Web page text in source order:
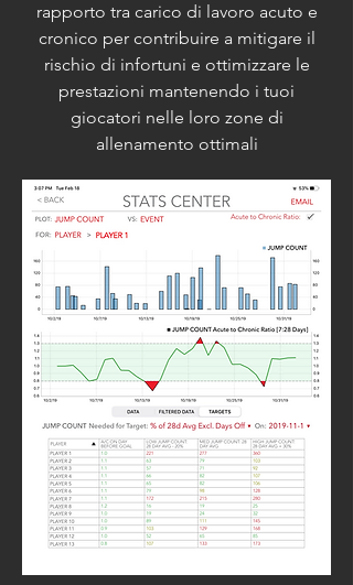
rapporto tra carico di lavoro acuto e
cronico per contribuire a mitigare il
rischio di infortuni e ottimizzare le
prestazioni mantenendo i tuoi
giocatori nelle loro zone di
allenamento ottimali